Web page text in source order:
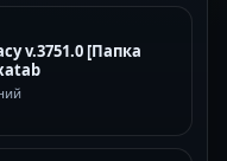
v.3751.0 [Папка